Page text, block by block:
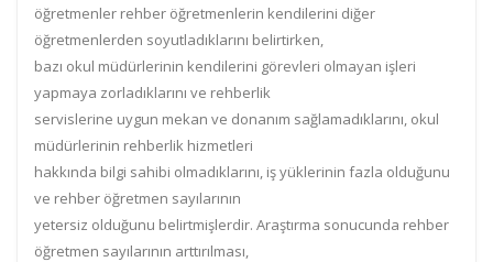
öğretmenler rehber öğretmenlerin kendilerini diğer
öğretmenlerden soyutladıklarını belirtirken,
bazı okul müdürlerinin kendilerini görevleri olmayan işleri
yapmaya zorladıklarını ve rehberlik
servislerine uygun mekan ve donanım sağlamadıklarını, okul
müdürlerinin rehberlik hizmetleri
hakkında bilgi sahibi olmadıklarını, iş yüklerinin fazla olduğunu
ve rehber öğretmen sayılarının
yetersiz olduğunu belirtmişlerdir. Araştırma sonucunda rehber
öğretmen sayılarının arttırılması,